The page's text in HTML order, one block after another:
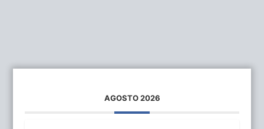
AGOSTO 2026